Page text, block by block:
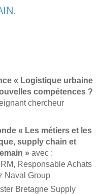
« Logistique urbaine
compétences ?
chercheur
« Les métiers et les
supply chain et
» avec :
Responsable Achats
Naval Group
Bretagne Supply